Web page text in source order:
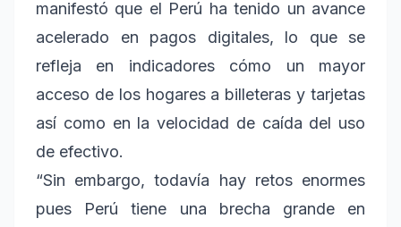
manifestó que el Perú ha tenido un avance
acelerado en pagos digitales, lo que se
refleja en indicadores cómo un mayor
acceso de los hogares a billeteras y tarjetas
así como en la velocidad de caída del uso
de efectivo.
“Sin embargo, todavía hay retos enormes
pues Perú tiene una brecha grande en